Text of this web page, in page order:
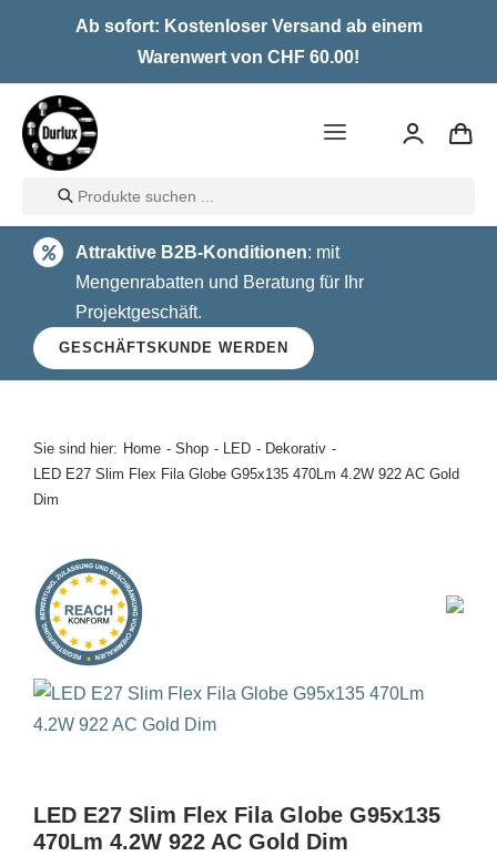
Ab sofort: Kostenloser Versand ab einem
Warenwert von CHF 60.00!
Toggle
Home
LED
Halogen
Glühlampen
Kontakt
Products
search
Attraktive B2B-Konditionen: mit
Mengenrabatten und Beratung für Ihr
Projektgeschäft.
GESCHÄFTSKUNDE WERDEN
Sie sind hier: Home Shop LED
Dekorativ
LED E27 Slim Flex Fila Globe G95x135 470Lm 4.2W 922 AC Gold
Dim
LED E27 Slim Flex Fila Globe G95x135
470Lm 4.2W 922 AC Gold Dim